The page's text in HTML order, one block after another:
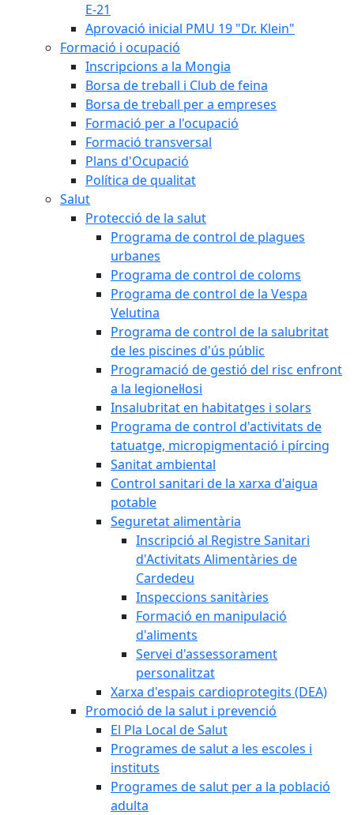
E-21
Aprovació inicial PMU 19 "Dr. Klein"
Formació i ocupació
Inscripcions a la Mongia
Borsa de treball i Club de feina
Borsa de treball per a empreses
Formació per a l'ocupació
Formació transversal
Plans d'Ocupació
Política de qualitat
Salut
Protecció de la salut
Programa de control de plagues
urbanes
Programa de control de coloms
Programa de control de la Vespa
Velutina
Programa de control de la salubritat
de les piscines d'ús públic
Programació de gestió del risc enfront
a la legionel·losi
Insalubritat en habitatges i solars
Programa de control d'activitats de
tatuatge, micropigmentació i pírcing
Sanitat ambiental
Control sanitari de la xarxa d'aigua
potable
Seguretat alimentària
Inscripció al Registre Sanitari
d'Activitats Alimentàries de
Cardedeu
Inspeccions sanitàries
Formació en manipulació
d'aliments
Servei d'assessorament
personalitzat
Xarxa d'espais cardioprotegits (DEA)
Promoció de la salut i prevenció
El Pla Local de Salut
Programes de salut a les escoles i
instituts
Programes de salut per a la població
adulta